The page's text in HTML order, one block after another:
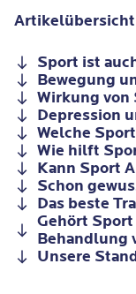
Artikelübersicht
Sport ist
Bewegung
Wirkung von
Depression
Welche
Wie hilft
Kann Sport
Schon
Das beste
Gehört
Behandlung
Unsere